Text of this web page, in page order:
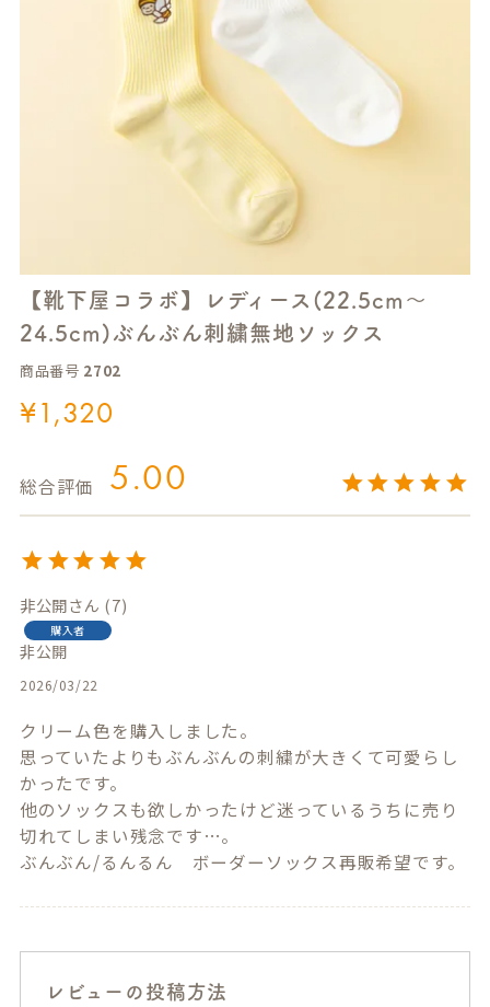
【靴下屋コラボ】レディース(22.5cm～
24.5cm)ぶんぶん刺繍無地ソックス
商品番号 2702
¥1,320
5.00
非公開 7
購入者
非公開
2026/03/22
クリーム色を購入しました。
思っていたよりもぶんぶんの刺繍が大きくて可愛らし
かったです。
他のソックスも欲しかったけど迷っているうちに売り
切れてしまい残念です…。
ぶんぶん/るんるん　ボーダーソックス再販希望です。
レビューの投稿方法